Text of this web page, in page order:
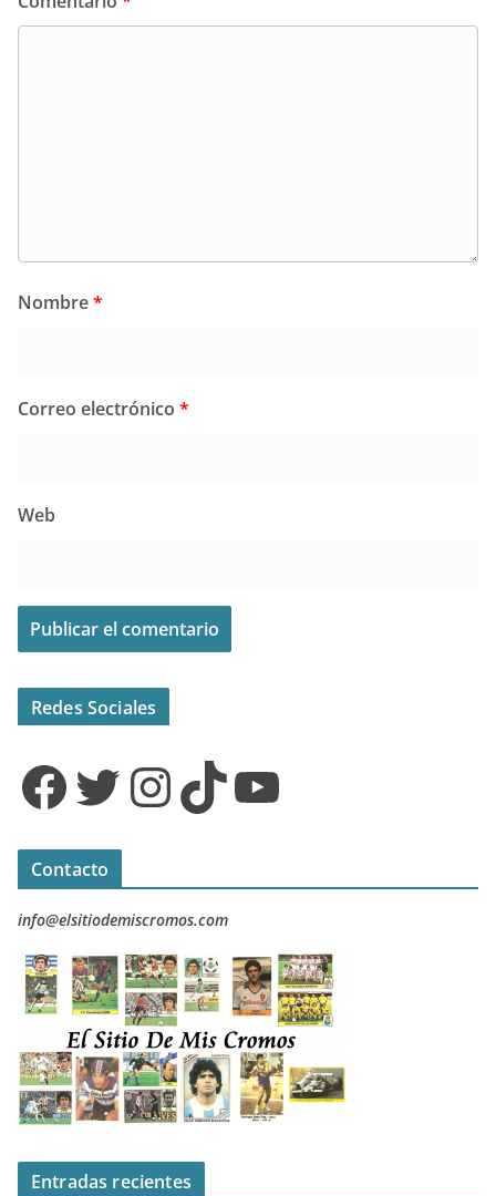
Nombre*
Correo electrónico *
Web
Redes Sociales
Facebook Twitter InstagramTikTok YouTube
Contacto
info@elsitiodemiscromos.com
Entradas recientes